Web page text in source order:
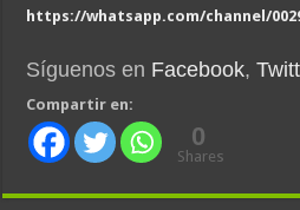
https://whatsapp.com/channel/
Síguenos en Facebook,
Compartir en:
0
Shares